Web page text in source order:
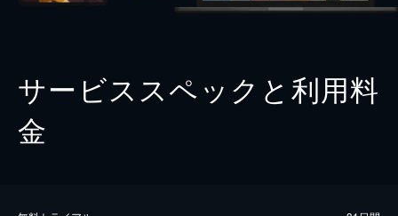
サービススペックと利用料
金